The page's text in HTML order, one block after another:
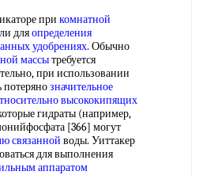
при комнатной
дляопределения
удобрениях. Обычно
массытребуется
при использовании
потерянозначительное
высококипящих
гидраты (например,
[366] могут
связанной воды. Уиттакер
для выполнения
аппаратом